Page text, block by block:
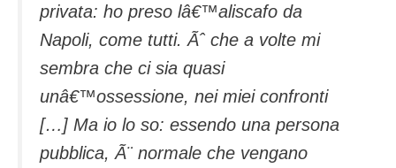
privata: ho preso lâ€™aliscafo da
Napoli, come tutti. Ãˆ che a volte mi
sembra che ci sia quasi
unâ€™ossessione, nei miei confronti
[…] Ma io lo so: essendo una persona
pubblica, Ã¨ normale che vengano